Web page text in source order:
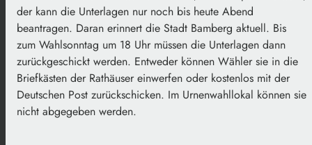
der kann die Unterlagen nur noch bis heute Abend
beantragen. Daran erinnert die Stadt Bamberg aktuell. Bis
zum Wahlsonntag um 18 Uhr müssen die Unterlagen dann
zurückgeschickt werden. Entweder können Wähler sie in die
Briefkästen der Rathäuser einwerfen oder kostenlos mit der
Deutschen Post zurückschicken. Im Urnenwahllokal können sie
nicht abgegeben werden.